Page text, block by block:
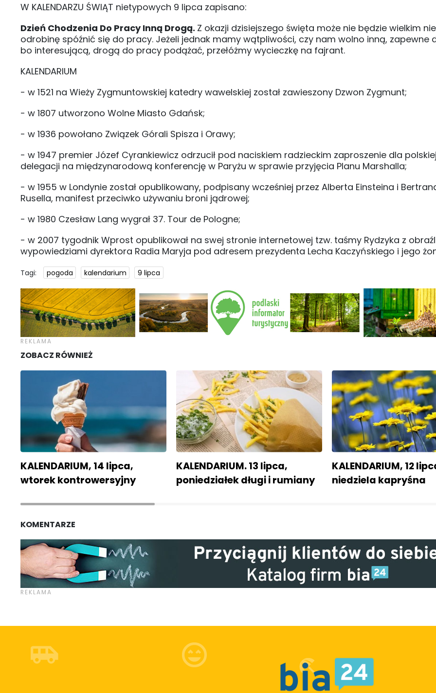
W KALENDARZU ŚWIĄT nietypowych 9 lipca zapisano:
Dzień Chodzenia Do Pracy Inną Drogą. Z okazji dzisiejszego święta może nie będzie wielkim
odrobinę spóźnić się do pracy. Jeżeli jednak mamy wątpliwości, czy nam wolno inną, zapewne
bo interesującą, drogą do pracy podążać, przełóżmy wycieczkę na fajrant.
KALENDARIUM
- w 1521 na Wieży Zygmuntowskiej katedry wawelskiej został zawieszony Dzwon Zygmunt;
- w 1807 utworzono Wolne Miasto Gdańsk;
- w 1936 powołano Związek Górali Spisza i Orawy;
- w 1947 premier Józef Cyrankiewicz odrzucił pod naciskiem radzieckim zaproszenie dla polskiej
delegacji na międzynarodową konferencję w Paryżu w sprawie przyjęcia Planu Marshalla;
- w 1955 w Londynie został opublikowany, podpisany wcześniej przez Alberta Einsteina i
Rusella, manifest przeciwko używaniu broni jądrowej;
- w 1980 Czesław Lang wygrał 37. Tour de Pologne;
- w 2007 tygodnik Wprost opublikował na swej stronie internetowej tzw. taśmy Rydzyka z
wypowiedziami dyrektora Radia Maryja pod adresem prezydenta Lecha Kaczyńskiego i jego
Tagi: pogoda kalendarium 9 lipca
ZOBACZ RÓWNIEŻ
KALENDARIUM, 14 lipca,
wtorek kontrowersyjny
KALENDARIUM. 13 lipca,
poniedziałek długi i rumiany
KALENDARIUM, 12
niedziela kapryśna
KOMENTARZE